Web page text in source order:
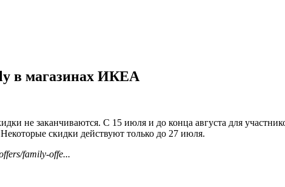
в магазинах ИКЕА
не заканчиваются. С 15 июля и до конца августа для
скидки действуют только до 27 июля.
family-offe...